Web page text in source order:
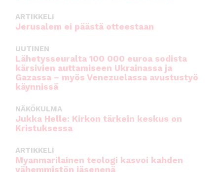
ARTIKKELI
Jerusalem ei päästä otteestaan
UUTINEN
Lähetysseuralta 100 000 euroa sodista
kärsivien auttamiseen Ukrainassa ja
Gazassa – myös Venezuelassa avustustyö
käynnissä
NÄKÖKULMA
Jukka Helle: Kirkon tärkein keskus on
Kristuksessa
ARTIKKELI
Myanmarilainen teologi kasvoi kahden
vähemmistön jäsenenä